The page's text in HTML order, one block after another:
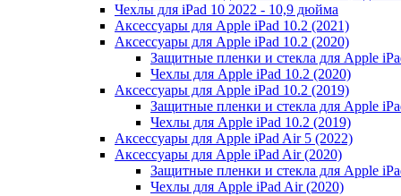
Чехлы для iPad 10 2022 - 10,9 дюйма
Аксессуары для Apple iPad 10.2 (2021)
Аксессуары для Apple iPad 10.2 (2020)
Защитные пленки и стекла для Apple
Чехлы для Apple iPad 10.2 (2020)
Аксессуары для Apple iPad 10.2 (2019)
Защитные пленки и стекла для Apple
Чехлы для Apple iPad 10.2 (2019)
Аксессуары для Apple iPad Air 5 (2022)
Аксессуары для Apple iPad Air (2020)
Защитные пленки и стекла для Apple
Чехлы для Apple iPad Air (2020)